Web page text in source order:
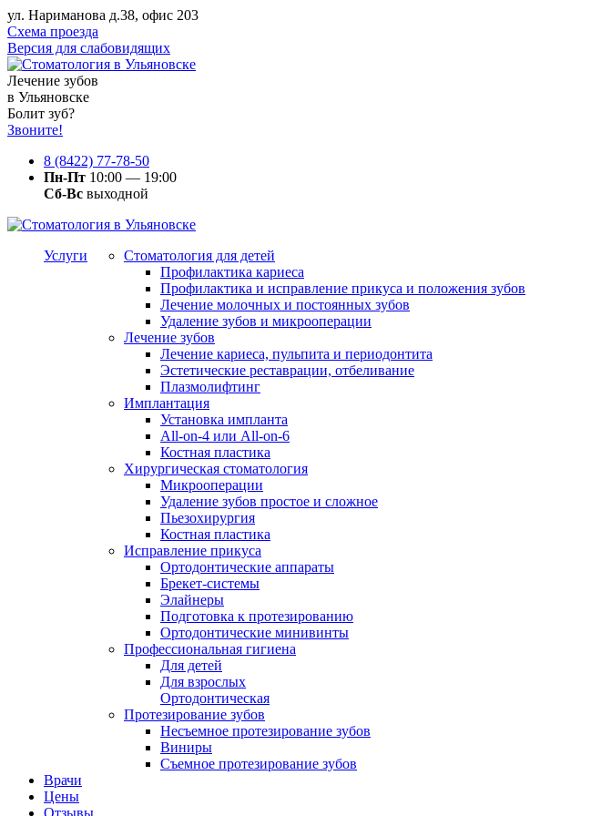
ул. Нариманова д.38, офис 203
Схема проезда
Версия для слабовидящих
Лечение зубов
в Ульяновске
Болит зуб?
Звоните!
8 (8422) 77-78-50
Пн-Пт 10:00 — 19:00
Сб-Вс выходной
Услуги
Стоматология для детей
Профилактика кариеса
Профилактика и исправление прикуса и положения зубов
Лечение молочных и постоянных зубов
Удаление зубов и микрооперации
Лечение зубов
Лечение кариеса, пульпита и периодонтита
Эстетические реставрации, отбеливание
Плазмолифтинг
Имплантация
Установка импланта
All-on-4 или All-on-6
Костная пластика
Хирургическая стоматология
Микрооперации
Удаление зубов простое и сложное
Пьезохирургия
Костная пластика
Исправление прикуса
Ортодонтические аппараты
Брекет-системы
Элайнеры
Подготовка к протезированию
Ортодонтические минивинты
Профессиональная гигиена
Для детей
Для взрослых
Ортодонтическая
Протезирование зубов
Несъемное протезирование зубов
Виниры
Съемное протезирование зубов
Врачи
Цены
Отзывы